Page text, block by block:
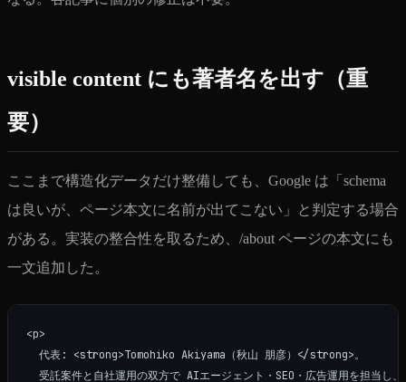
visible content にも著者名を出す（重
要）
ここまで構造化データだけ整備しても、Google は「schema
は良いが、ページ本文に名前が出てこない」と判定する場合
がある。実装の整合性を取るため、/about ページの本文にも
一文追加した。
<p>
  代表: <strong>Tomohiko Akiyama（秋山 朋彦）</strong>。
  受託案件と自社運用の双方で AIエージェント・SEO・広告運用を担当し、